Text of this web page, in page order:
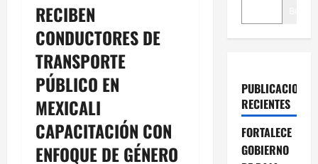
RECIBEN
CONDUCTORES DE
TRANSPORTE
PÚBLICO EN
MEXICALI
CAPACITACIÓN CON
ENFOQUE DE GÉNERO
PUBLICACIONES
RECIENTES
FORTALECE
GOBIERNO